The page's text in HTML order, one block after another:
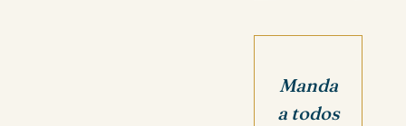
Manda
a todos